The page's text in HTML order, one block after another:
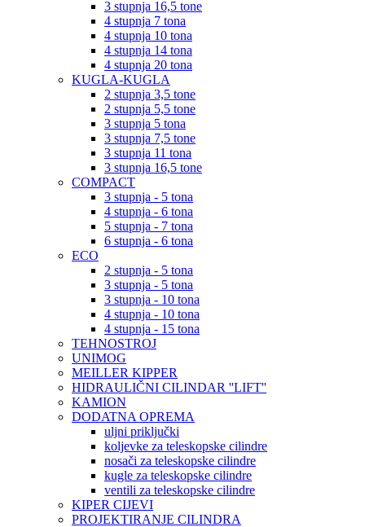
3 stupnja 16,5 tone
4 stupnja 7 tona
4 stupnja 10 tona
4 stupnja 14 tona
4 stupnja 20 tona
KUGLA-KUGLA
2 stupnja 3,5 tone
2 stupnja 5,5 tone
3 stupnja 5 tona
3 stupnja 7,5 tone
3 stupnja 11 tona
3 stupnja 16,5 tone
COMPACT
3 stupnja - 5 tona
4 stupnja - 6 tona
5 stupnja - 7 tona
6 stupnja - 6 tona
ECO
2 stupnja - 5 tona
3 stupnja - 5 tona
3 stupnja - 10 tona
4 stupnja - 10 tona
4 stupnja - 15 tona
TEHNOSTROJ
UNIMOG
MEILLER KIPPER
HIDRAULIČNI CILINDAR ''LIFT''
KAMION
DODATNA OPREMA
uljni priključki
koljevke za teleskopske cilindre
nosači za teleskopske cilindre
kugle za teleskopske cilindre
ventili za teleskopske cilindre
KIPER CIJEVI
PROJEKTIRANJE CILINDRA